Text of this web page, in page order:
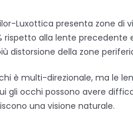
Luxottica presenta zone
rispetto alla lente precedente
distorsione della zone
è multi-direzionale, ma le
gli occhi possono avere
una visione naturale.